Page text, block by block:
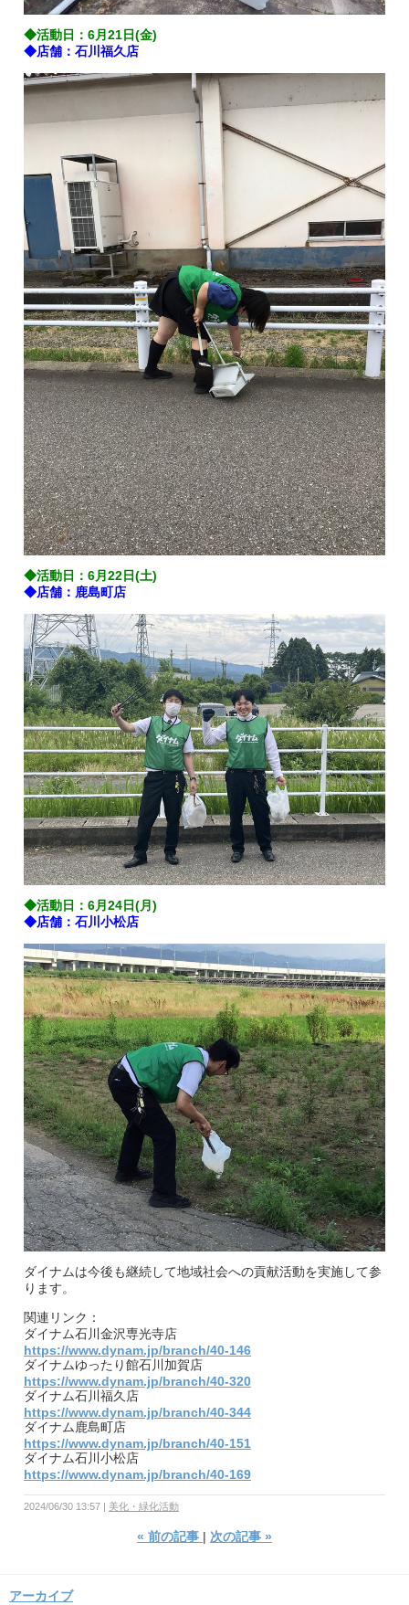
◆活動日：6月21日(金)
◆店舗：石川福久店
◆活動日：6月22日(土)
◆店舗：鹿島町店
◆活動日：6月24日(月)
◆店舗：石川小松店
ダイナムは今後も継続して地域社会への貢献活動を実施して参
ります。
関連リンク：
ダイナム石川金沢専光寺店
https://www.dynam.jp/branch/40-146
ダイナムゆったり館石川加賀店
https://www.dynam.jp/branch/40-320
ダイナム石川福久店
https://www.dynam.jp/branch/40-344
ダイナム鹿島町店
https://www.dynam.jp/branch/40-151
ダイナム石川小松店
https://www.dynam.jp/branch/40-169
2024/06/30 13:57 美化・緑化活動
« 前の記事 次の記事 »
アーカイブ